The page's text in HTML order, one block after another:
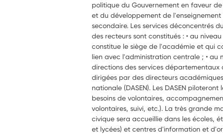
politique du Gouvernement en faveur
et du développement de
secondaire. Les services déconcentrés
des recteurs sont constitués : • au
constitue le siège de l'académie et qui
lien avec l'administration centrale ; • au
directions des services départementaux
dirigées par des directeurs
nationale (DASEN). Les DASEN
besoins de volontaires,
volontaires, suivi, etc.). La très grande
civique sera accueillie dans les écoles,
et lycées) et centres d'information et